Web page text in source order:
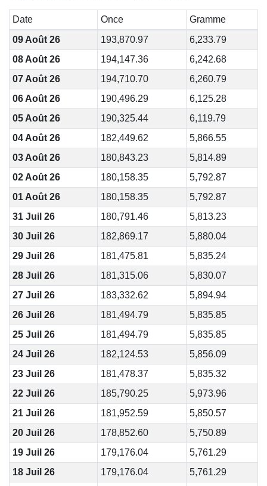
Date Once
Gramme
09 Août 26
193,870.97
6,233.79
08 Août 26
194,147.36
6,242.68
07 Août 26
194,710.70
6,260.79
06 Août 26
190,496.29
6,125.28
05 Août 26
190,325.44
6,119.79
04 Août 26
182,449.62
5,866.55
03 Août 26
180,843.23
5,814.89
02 Août 26
180,158.35
5,792.87
01 Août 26
180,158.35
5,792.87
31 Juil 26
180,791.46
5,813.23
30 Juil 26
182,869.17
5,880.04
29 Juil 26
181,475.81
5,835.24
28 Juil 26
181,315.06
5,830.07
27 Juil 26
183,332.62
5,894.94
26 Juil 26
181,494.79
5,835.85
25 Juil 26
181,494.79
5,835.85
24 Juil 26
182,124.53
5,856.09
23 Juil 26
181,478.37
5,835.32
22 Juil 26
185,790.25
5,973.96
21 Juil 26
181,952.59
5,850.57
20 Juil 26
178,852.60
5,750.89
19 Juil 26
179,176.04
5,761.29
18 Juil 26
179,176.04
5,761.29